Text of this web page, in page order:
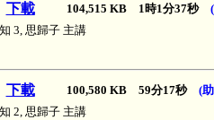
下載 104,515 KB 1時1分37秒
3, 思歸子 主講
下載 100,580 KB 59分17秒 (
2, 思歸子 主講